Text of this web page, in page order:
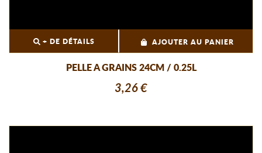
+ DE DÉTAILS AJOUTER AU PANIER
PELLE A GRAINS 24CM / 0.25L
3,26 €